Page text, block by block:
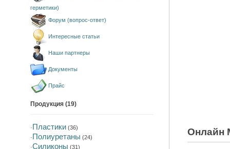
Онлайн
герметики)
Форум (вопрос-ответ)
Интересные статьи
Наши партнеры
Документы
Прайс
Продукция (19)
·Пластики (36)
·Полиуретаны (24)
·Силиконы (31)